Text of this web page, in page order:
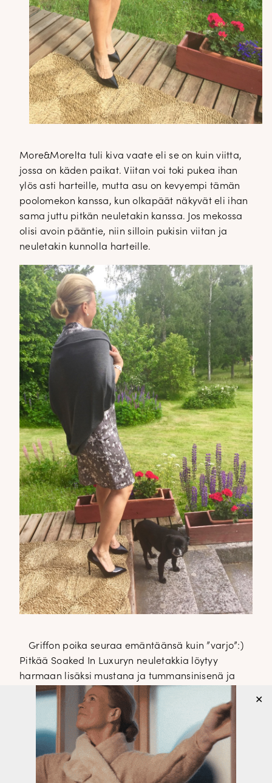
More&Morelta tuli kiva vaate eli se on kuin viitta,
jossa on käden paikat. Viitan voi toki pukea ihan
ylös asti harteille, mutta asu on kevyempi tämän
poolomekon kanssa, kun olkapäät näkyvät eli ihan
sama juttu pitkän neuletakin kanssa. Jos mekossa
olisi avoin pääntie, niin silloin pukisin viitan ja
neuletakin kunnolla harteille.
Griffon poika seuraa emäntäänsä kuin ”varjo”:)
Pitkää Soaked In Luxuryn neuletakkia löytyy
harmaan lisäksi mustana ja tummansinisenä ja
More&Moren viittaa löytyy myös vaaleanroosana.
Pitkä neuletakki ja viitta ovat syksyn must have-
hankintoja ja sopivat loistavasti myös housujen
kanssa.
Lifestylesivusto Umami.fi kävi kuvaamassa aikuisen
naisen muotia liikkeessämme. Käy tutustumassa
✕